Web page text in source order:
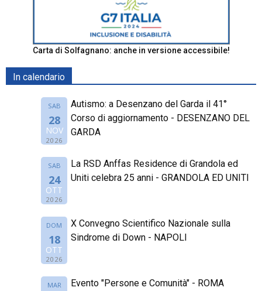
Carta di Solfagnano: anche in versione accessibile!
In calendario
SAB
28
NOV
2026
Autismo: a Desenzano del Garda il 41°
Corso di aggiornamento - DESENZANO DEL
GARDA
SAB
24
OTT
2026
La RSD Anffas Residence di Grandola ed
Uniti celebra 25 anni - GRANDOLA ED UNITI
DOM
18
OTT
2026
X Convegno Scientifico Nazionale sulla
Sindrome di Down - NAPOLI
MAR Evento "Persone e Comunità" - ROMA